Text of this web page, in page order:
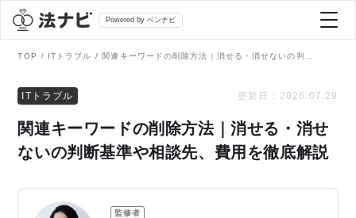
Powered by ベンナビ
全て
弁護士を探す
TOP ITトラブル
ITトラブル 更新日： 2026.07.29
関連キーワードの削除方法｜消せる・消せ
ないの判断基準や相談先、費用を徹底解説
監修者